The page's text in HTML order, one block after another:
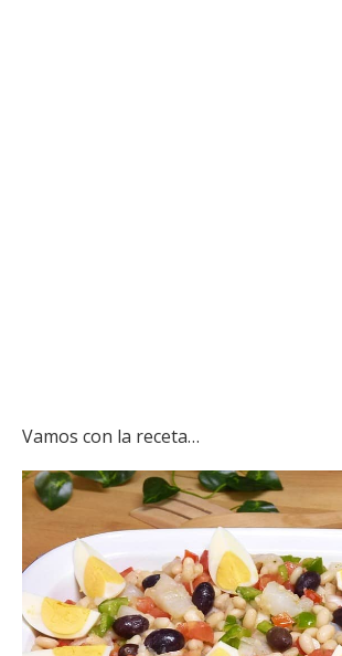
Vamos con la receta…